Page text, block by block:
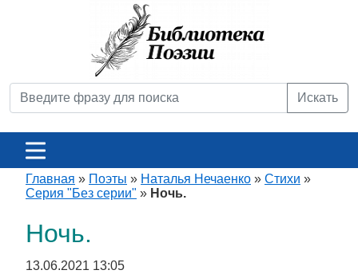
Искать
Главная » Поэты » Наталья Нечаенко » Стихи »
Серия "Без серии" » Ночь.
Ночь.
13.06.2021 13:05